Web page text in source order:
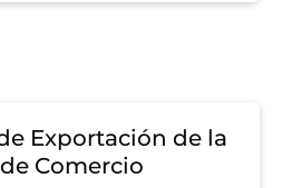
Exportación de la
Comercio